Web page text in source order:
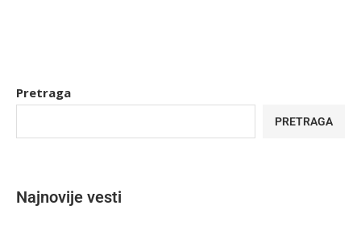
Pretraga
PRETRAGA
Najnovije vesti